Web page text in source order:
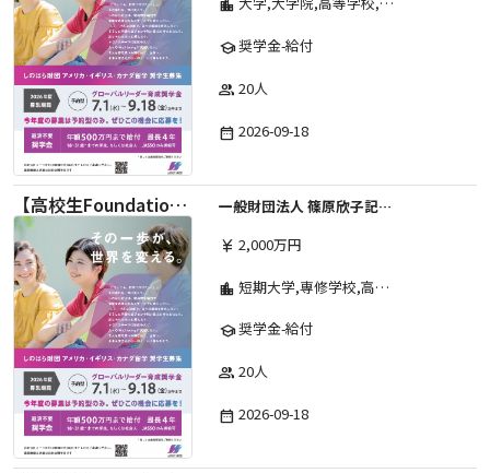
location_city
school奨学金-給付
group 20人
date_range 2026-09-18
【高校生Foundation Course 】2026年度 しのはら財団 アメリカ・イギリス・カナダ英語留学奨学金
一般財団法人 篠原欣子記念財団 (海外留学奨学金グループ)
currency_yen 2,000万円
location_city 短期大学,専修学校,高等専門学校,その他,高等学校,大学院,大学
school奨学金-給付
group 20人
date_range 2026-09-18